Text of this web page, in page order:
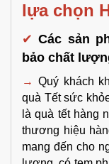
lựa chọn
✔ Các sản
bảo chất
→ Quý khách
quà Tết sức
là quà tết hàng
thương hiệu
mang đến cho